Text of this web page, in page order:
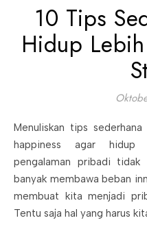
10 Tips
Hidup
Menuliskan tips sederhana apalagi dalam konteks finding
happiness agar hidup
pengalaman pribadi tidak
banyak membawa beban
membuat kita menjadi
Tentu saja hal yang harus